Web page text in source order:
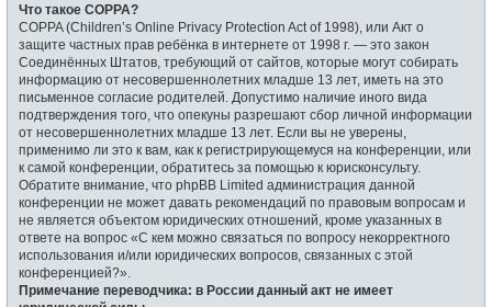
Что такое COPPA?
COPPA (Children’s Online Privacy Protection Act of 1998), или Акт о
защите частных прав ребёнка в интернете от 1998 г. — это закон
Соединённых Штатов, требующий от сайтов, которые могут собирать
информацию от несовершеннолетних младше 13 лет, иметь на это
письменное согласие родителей. Допустимо наличие иного вида
подтверждения того, что опекуны разрешают сбор личной информации
от несовершеннолетних младше 13 лет. Если вы не уверены,
применимо ли это к вам, как к регистрирующемуся на конференции, или
к самой конференции, обратитесь за помощью к юрисконсульту.
Обратите внимание, что phpBB Limited администрация данной
конференции не может давать рекомендаций по правовым вопросам и
не является объектом юридических отношений, кроме указанных в
ответе на вопрос «С кем можно связаться по вопросу некорректного
использования и/или юридических вопросов, связанных с этой
конференцией?».
Примечание переводчика: в России данный акт не имеет